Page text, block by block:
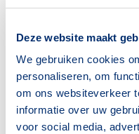
Deze website maakt
We gebruiken cookies
personaliseren, om
om ons websiteverkeer
informatie over uw
voor social media,
spaarverzekering/
spaarverzekering/
einddatum je
van je
Dit is gelijk aan de
betaalt. Dit